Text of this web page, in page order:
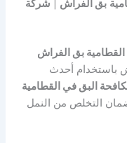
بق الفراش
شركة
القطامية بق الفراش
باستخدام أحدث
البق في القطامية
التخلص من النمل